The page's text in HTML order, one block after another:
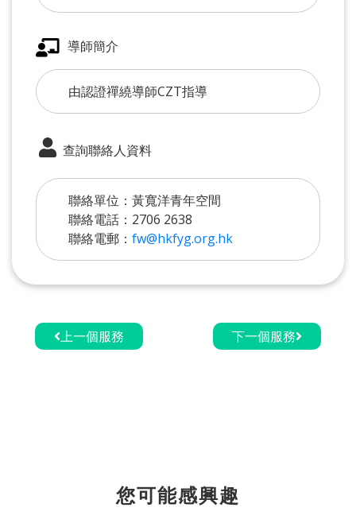
導師簡介
由認證禪繞導師CZT指導
查詢聯絡人資料
聯絡單位：黃寬洋青年空間
聯絡電話：2706 2638
聯絡電郵： fw@hkfyg.org.hk
上一個服務 下一個服務
您可能感興趣